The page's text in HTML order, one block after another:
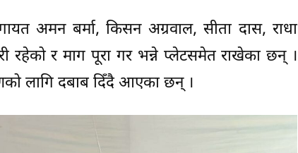
अमन बर्मा, किसन अग्रवाल, सीता दास, राधा
र माग पूरा गर भन्ने प्लेटसमेत राखेका छन् ।
लागि दबाब दिँदै आएका छन् ।